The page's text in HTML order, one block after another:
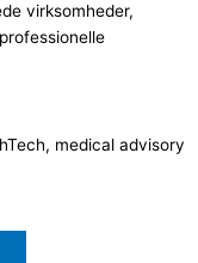
virksomheder,
medical advisory